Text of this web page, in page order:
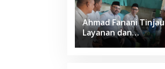
Ahmad Fanani Tinjau
Layanan dan
Pembinaan Warga